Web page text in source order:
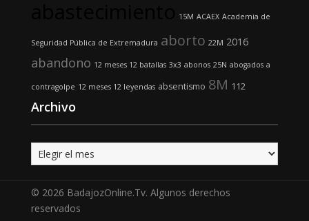
15M ACAEX Academia de
Seguridad Pública de Extremadura aborto 22M 2016
abandono 12 meses 12 batallas 3x3 abonos 25N abogados a
contragolpe 12 meses 12 leyendas absentismo 8M 112
Archivo
Archivo
© 2026 BadajozOnline.Tv. Algunos derechos
reservados